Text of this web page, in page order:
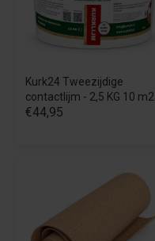
Kurk24 Tweezijdige
contactlijm - 2,5 KG 10 m2
€44,95